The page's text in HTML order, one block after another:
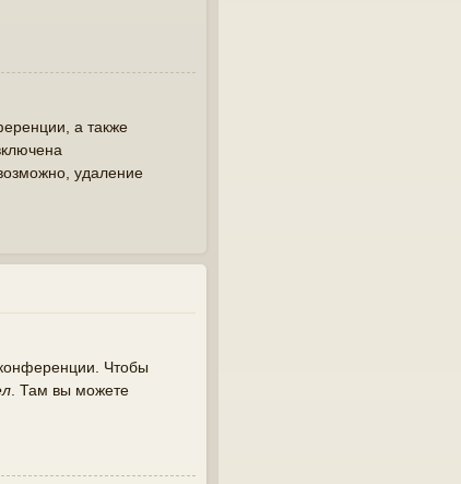
а также
удаление
Чтобы
. Там вы можете